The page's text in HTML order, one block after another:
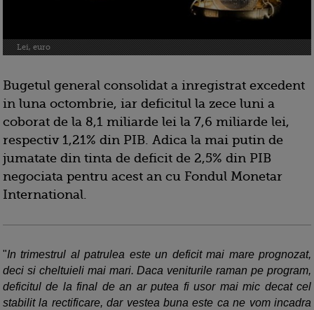
Lei, euro
Bugetul general consolidat a inregistrat excedent
in luna octombrie, iar deficitul la zece luni a
coborat de la 8,1 miliarde lei la 7,6 miliarde lei,
respectiv 1,21% din PIB. Adica la mai putin de
jumatate din tinta de deficit de 2,5% din PIB
negociata pentru acest an cu Fondul Monetar
International.
"In trimestrul al patrulea este un deficit mai mare prognozat,
deci si cheltuieli mai mari. Daca veniturile raman pe program,
deficitul de la final de an ar putea fi usor mai mic decat cel
stabilit la rectificare, dar vestea buna este ca ne vom incadra